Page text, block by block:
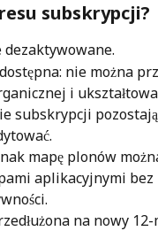
subskrypcji?
nie można
i
subskrypcji
mapę plonów
aplikacyjnymi bez
na nowy 12-